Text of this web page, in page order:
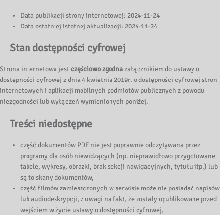
Data publikacji strony internetowej: 2024-11-24
Data ostatniej istotnej aktualizacji: 2024-11-24
Stan dostępności cyfrowej
Strona internetowa jestczęściowo zgodnazałącznikiem do ustawy o
dostępności cyfrowej z dnia 4 kwietnia 2019r. o dostępności cyfrowej stron
internetowych i aplikacji mobilnych podmiotów publicznych z powodu
niezgodności lub wyłączeń wymienionych poniżej.
Treści niedostępne
część dokumentów PDF nie jest poprawnie odczytywana przez
programy dla osób niewidzących (np. nieprawidłowo przygotowane
tabele, wykresy, obrazki, brak sekcji nawigacyjnych, tytułu itp.) lub
są to skany dokumentów,
część filmów zamieszczonych w serwisie może nie posiadać napisów
lub audiodeskrypcji, z uwagi na fakt, że zostały opublikowane przed
wejściem w życie ustawy o dostępności cyfrowej,